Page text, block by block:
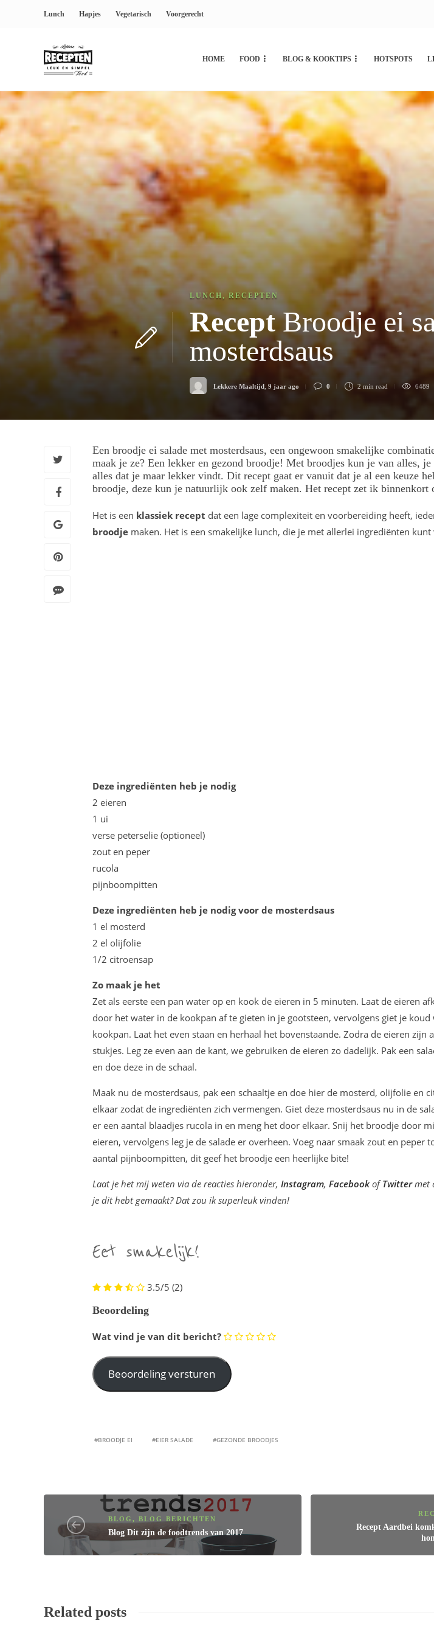
Lunch Hapjes Vegetarisch Voorgerecht
HOME FOOD BLOG & KOOKTIPS HOTSPOTS
LUNCH, RECEPTEN
ReceptBroodje ei
mosterdsaus
Lekkere Maaltijd 9 jaar ago 0 2 min read 6489
Een broodje ei salade met mosterdsaus, een ongewoon smakelijke
maak je ze? Een lekker en gezond broodje! Met broodjes kun je van alles,
alles dat je maar lekker vindt. Dit recept gaat er vanuit dat je al een keuze
broodje, deze kun je natuurlijk ook zelf maken. Het recept zet ik binnenkort
Het is een klassiek recept dat een lage complexiteit en voorbereiding heeft,
broodje maken. Het is een smakelijke lunch, die je met allerlei ingrediënten kunt
Deze ingrediënten heb je nodig
2 eieren
1 ui
verse peterselie (optioneel)
zout en peper
rucola
pijnboompitten
Deze ingrediënten heb je nodig voor de mosterdsaus
1 el mosterd
2 el olijfolie
1/2 citroensap
Zo maak je het
Zet als eerste een pan water op en kook de eieren in 5 minuten. Laat de eieren
door het water in de kookpan af te gieten in je gootsteen, vervolgens giet je
kookpan. Laat het even staan en herhaal het bovenstaande. Zodra de eieren zijn
stukjes. Leg ze even aan de kant, we gebruiken de eieren zo dadelijk. Pak een
en doe deze in de schaal.
Maak nu de mosterdsaus, pak een schaaltje en doe hier de mosterd, olijfolie en
elkaar zodat de ingrediënten zich vermengen. Giet deze mosterdsaus nu in de
er een aantal blaadjes rucola in en meng het door elkaar. Snij het broodje door
eieren, vervolgens leg je de salade er overheen. Voeg naar smaak zout en peper
aantal pijnboompitten, dit geef het broodje een heerlijke bite!
Laat je het mij weten via de reacties hieronder, Instagram, FacebookofTwittermet
je dit hebt gemaakt? Dat zou ik superleuk vinden!
3.5/5 (2)
Beoordeling
Wat vind je van dit bericht?
#BROODJE EI #EIER SALADE #GEZONDE BROODJES
BLOG , BLOG BERICHTEN
BlogDit zijn de foodtrends van 2017
ReceptAardbei
Related posts